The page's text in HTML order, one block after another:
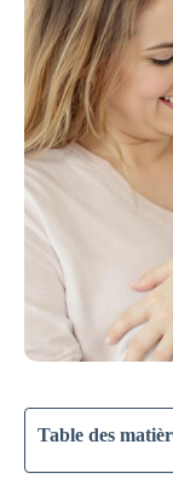
Table des